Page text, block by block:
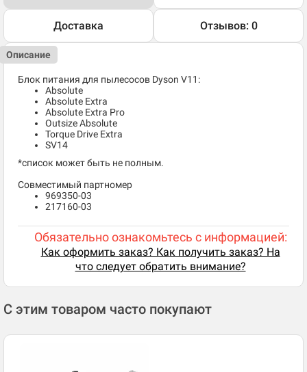
Доставка Отзывов: 0
Описание
Блок питания для пылесосов Dyson V11:
Absolute
Absolute Extra
Absolute Extra Pro
Outsize Absolute
Torque Drive Extra
SV14
*список может быть не полным.
Совместимый партномер
969350-03
217160-03
Обязательно ознакомьтесь с информацией:
Как оформить заказ? Как получить заказ? На
что следует обратить внимание?
С этим товаром часто покупают